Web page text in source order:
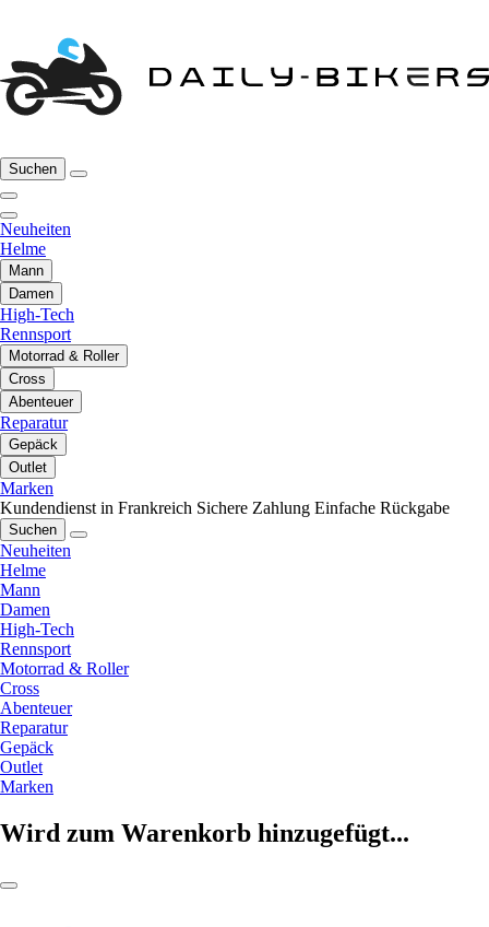
Suchen
Neuheiten
Helme
Mann
Damen
High-Tech
Rennsport
Motorrad & Roller
Cross
Abenteuer
Reparatur
Gepäck
Outlet
Marken
Kundendienst in Frankreich Sichere Zahlung Einfache Rückgabe
Suchen
Neuheiten
Helme
Mann
Damen
High-Tech
Rennsport
Motorrad & Roller
Cross
Abenteuer
Reparatur
Gepäck
Outlet
Marken
Wird zum Warenkorb hinzugefügt...